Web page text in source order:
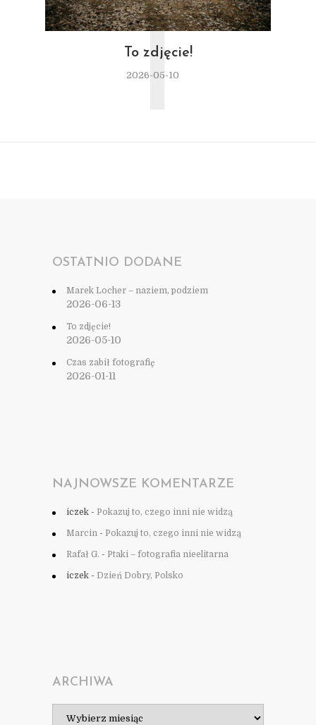
To zdjęcie!
2026-05-10
T
OSTATNIO DODANE
Marek Locher – naziem, podziem
2026-06-13
To zdjęcie!
2026-05-10
Czas zabił fotografię
2026-01-11
NAJNOWSZE KOMENTARZE
iczek - Pokazuj to, czego inni nie widzą
Marcin - Pokazuj to, czego inni nie widzą
Rafał G. - Ptaki – fotografia nieelitarna
iczek - Dzień Dobry, Polsko
ARCHIWA